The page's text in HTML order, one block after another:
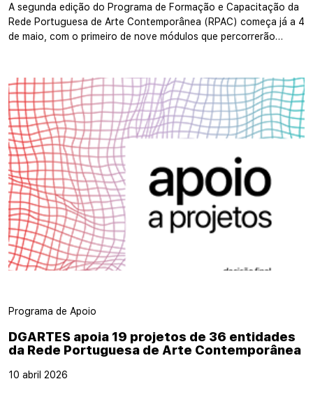
A segunda edição do Programa de Formação e Capacitação da
Rede Portuguesa de Arte Contemporânea (RPAC) começa já a 4
de maio, com o primeiro de nove módulos que percorrerão…
Programa de Apoio
DGARTES apoia 19 projetos de 36 entidades
da Rede Portuguesa de Arte Contemporânea
10 abril 2026